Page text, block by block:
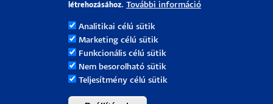
Felvételi információk:iranyapte@pte.hu
Tel.: +36-72/501-500/28085
Kollégium:kollegiumok.ehok@pte.hu
Tel.: +36-72/501 500/18562
Tanulmányi kérdések:
létrehozásához. További információ
Analitikai célú sütik
Marketing célú sütik
Funkcionális célú sütik
Nem besorolható sütik
Teljesítmény célú sütik